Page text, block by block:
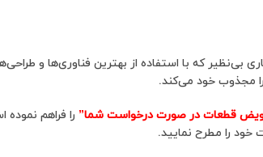
بی‌نظیر که با استفاده از بهترین فناوری‌ها و
مجذوب خود می‌کند.
قطعات در صورت درخواست شما” را فراهم